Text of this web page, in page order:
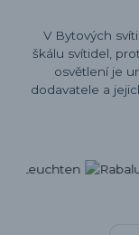
V Bytových
škálu svítidel,
osvětlení je
dodavatele a